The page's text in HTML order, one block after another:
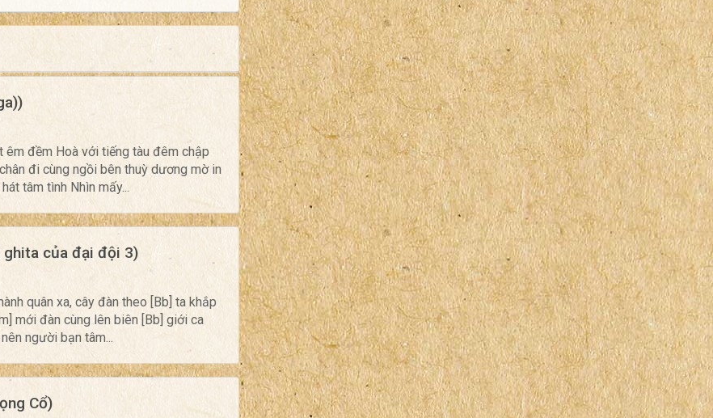
êm đềm Hoà với tiếng tàu đêm chập
đi cùng ngồi bên thuỳ dương mờ in
tâm tình Nhìn mấy...
ghita của đại đội 3)
quân xa, cây đàn theo [Bb] ta khắp
mới đàn cùng lên biên [Bb] giới ca
người bạn tâm...
Cổ)